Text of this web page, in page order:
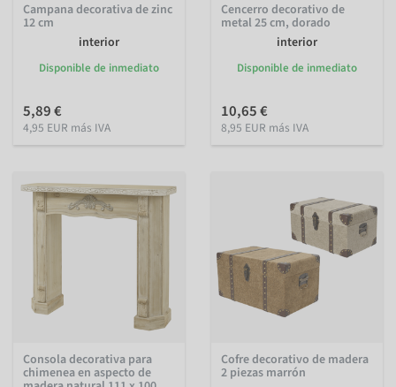
Campana decorativa de zinc
12 cm
interior
Disponible de inmediato
5,89 €
4,95 EUR más IVA
Cencerro decorativo de
metal 25 cm, dorado
interior
Disponible de inmediato
10,65 €
8,95 EUR más IVA
Consola decorativa para
chimenea en aspecto de
Cofre decorativo de madera
2 piezas marrón